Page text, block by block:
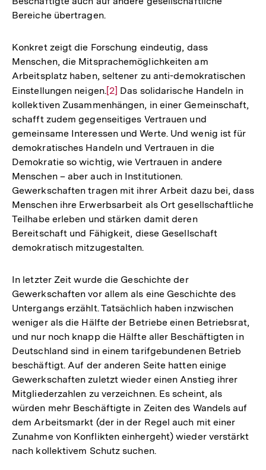
Bereiche übertragen.
Konkret zeigt die Forschung eindeutig, dass
Menschen, die Mitsprachemöglichkeiten am
Arbeitsplatz haben, seltener zu anti-demokratischen
Einstellungen neigen.Zur
Auflösung
der
Fußnote
[2] Das solidarische Handeln in
kollektiven Zusammenhängen, in einer Gemeinschaft,
schafft zudem gegenseitiges Vertrauen und
gemeinsame Interessen und Werte. Und wenig ist für
demokratisches Handeln und Vertrauen in die
Demokratie so wichtig, wie Vertrauen in andere
Menschen – aber auch in Institutionen.
Gewerkschaften tragen mit ihrer Arbeit dazu bei, dass
Menschen ihre Erwerbsarbeit als Ort gesellschaftliche
Teilhabe erleben und stärken damit deren
Bereitschaft und Fähigkeit, diese Gesellschaft
demokratisch mitzugestalten.
In letzter Zeit wurde die Geschichte der
Gewerkschaften vor allem als eine Geschichte des
Untergangs erzählt. Tatsächlich haben inzwischen
weniger als die Hälfte der Betriebe einen Betriebsrat,
und nur noch knapp die Hälfte aller Beschäftigten in
Deutschland sind in einem tarifgebundenen Betrieb
beschäftigt. Auf der anderen Seite hatten einige
Gewerkschaften zuletzt wieder einen Anstieg ihrer
Mitgliederzahlen zu verzeichnen. Es scheint, als
würden mehr Beschäftigte in Zeiten des Wandels auf
dem Arbeitsmarkt (der in der Regel auch mit einer
Zunahme von Konflikten einhergeht) wieder verstärkt
nach kollektivem Schutz suchen.